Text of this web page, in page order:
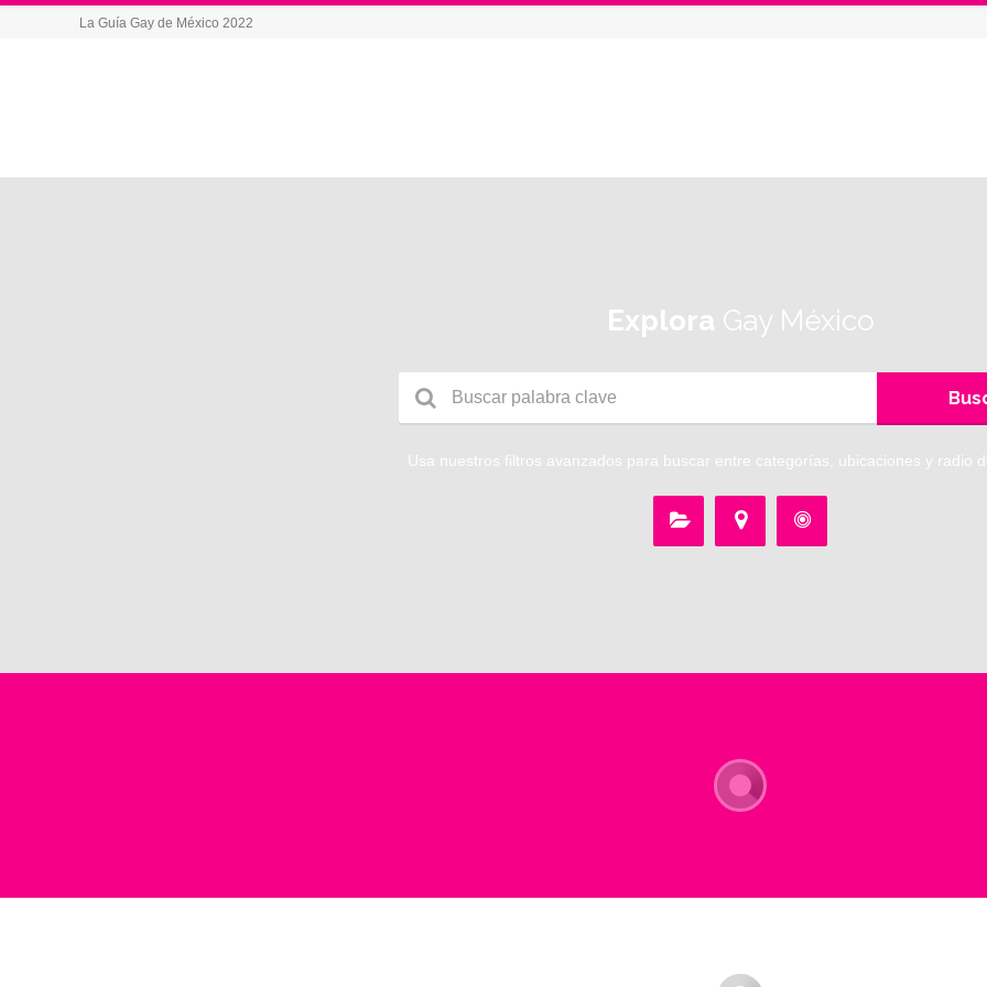
La Guía Gay de México 2022
Explora Gay México
Usa nuestros filtros avanzados para buscar entre categorías, ubicaciones y radio